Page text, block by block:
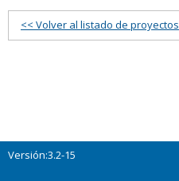
<< Volver al listado de proyectos
Versión:3.2-15